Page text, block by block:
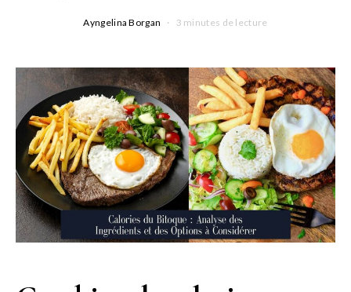
Ayngelina Borgan 3 minutes de lecture